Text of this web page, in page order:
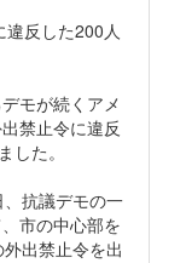
違反した200人
モが続くアメ
禁止令に違反
した。
抗議デモの一
市の中心部を
出禁止令を出